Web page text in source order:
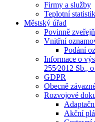
Firmy a služby
Teplotní
Městský úřad
Povinně
Vnitřní
Podání
Informace o
255⁄2012 Sb.,
GDPR
Obecně
Rozvojové
Akční